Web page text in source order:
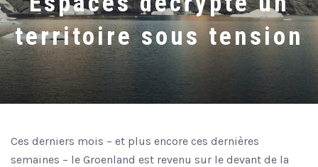
territoire sous tension
Ces derniers mois – et plus encore ces dernières
semaines – le Groenland est revenu sur le devant de la